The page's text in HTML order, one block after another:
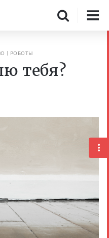
РОБОТЫ
тебя?